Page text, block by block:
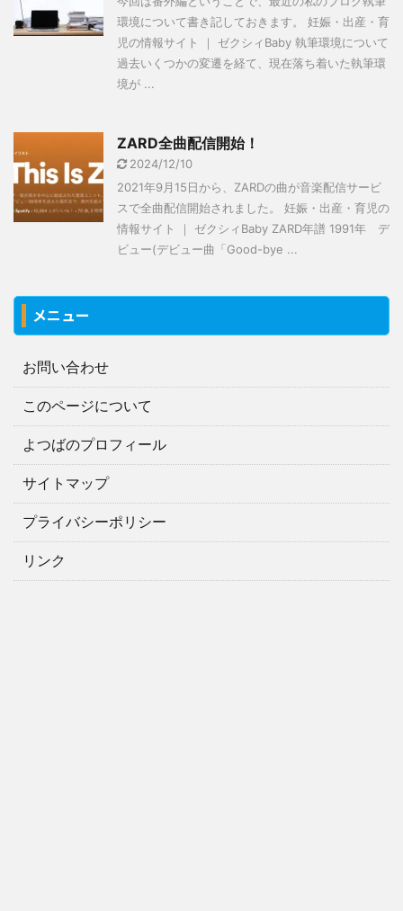
環境について書き記しておきます。 妊娠・出産・育
児の情報サイト ｜ ゼクシィBaby 執筆環境について
過去いくつかの変遷を経て、現在落ち着いた執筆環
境が ...
ZARD全曲配信開始！
2024/12/10
2021年9月15日から、ZARDの曲が音楽配信サービ
スで全曲配信開始されました。 妊娠・出産・育児の
情報サイト ｜ ゼクシィBaby ZARD年譜 1991年 デ
ビュー(デビュー曲「Good-bye ...
メニュー
お問い合わせ
このページについて
よつばのプロフィール
サイトマップ
プライバシーポリシー
リンク